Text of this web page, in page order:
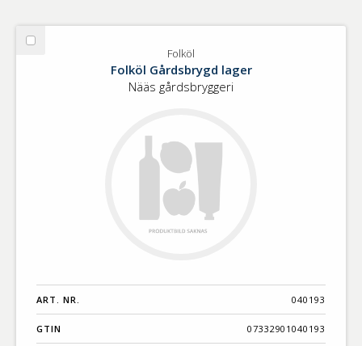
Välj
Folköl
Folköl Gårdsbrygd lager
Nääs gårdsbryggeri
ART. NR. 040193
GTIN 07332901040193